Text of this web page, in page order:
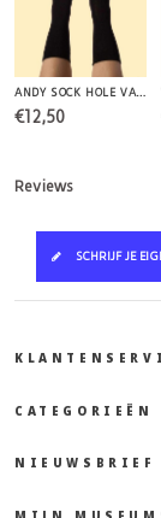
ANDY SOCK HOLE VAN CHATTYFEET
€12,50
Reviews
SCHRIJF JE
CATEGORIEËN
NIEUWSBRIEF